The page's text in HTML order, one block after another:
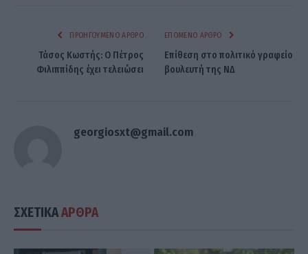
ΠΡΟΗΓΟΎΜΕΝΟ ΆΡΘΡΟ
Τάσος Κωστής: Ο Πέτρος
Φιλιππίδης έχει τελειώσει
ΕΠΌΜΕΝΟ ΆΡΘΡΟ
Επίθεση στο πολιτικό γραφείο
βουλευτή της ΝΔ
georgiosxt@gmail.com
ΣΧΕΤΙΚΑΑΡΘΡΑ